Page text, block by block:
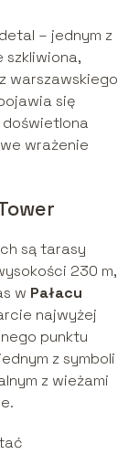
– jednym z
warszawskiego
się
doświetlona
wrażenie
są tarasy
230 m,
w Pałacu
najwyżej
punktu
z symboli
z wieżami